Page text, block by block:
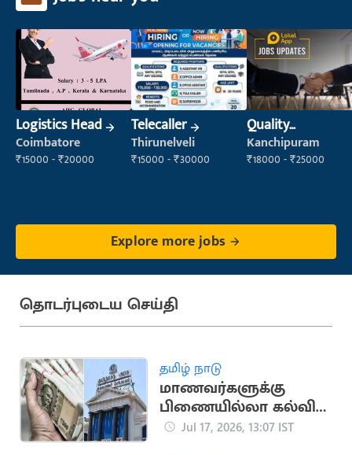
Logistics Head
Coimbatore
₹15000 - ₹20000
Telecaller
Thirunelveli
₹15000 - ₹30000
Quality
Inspector
Kanchipuram
₹18000 - ₹25000
Explore more jobs
தொடர்புடைய செய்தி
தமிழ் நாடு
மாணவர்களுக்கு
பிணையில்லா கல்விக்
கடன்... அமைச்சர்
Jul 17, 2026, 13:07 IST